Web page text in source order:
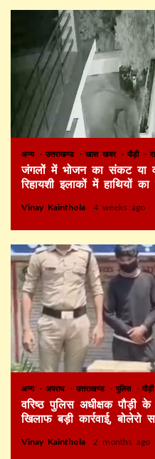
अन्य उत्तराखण्ड खास खबर पौड़ी
जंगलों में भोजन का संकट या
रिहायशी इलाकों में हाथियों
Vinay Kainthola 4 weeks ago
अन्य अपराध उत्तराखण्ड पुलिस पौड़ी
वरिष्ठ पुलिस अधीक्षक पौड़ी
खिलाफ बड़ी कार्रवाई,
Vinay Kainthola 2 months ago